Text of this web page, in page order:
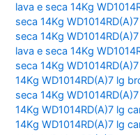
lava e seca 14Kg
seca 14Kg
seca 14Kg
lava e seca 14Kg
seca 14Kg
14Kg WD1014RD(A)7 lg
seca 14Kg
14Kg WD1014RD(A)7 lg
14Kg WD1014RD(A)7 lg